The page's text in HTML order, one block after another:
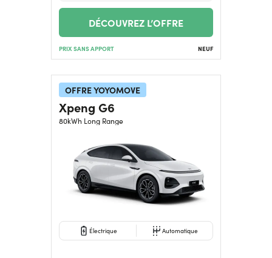
DÉCOUVREZ L’OFFRE
PRIX SANS APPORT NEUF
OFFRE YOYOMOVE
Xpeng G6
80kWh Long Range
Électrique Automatique